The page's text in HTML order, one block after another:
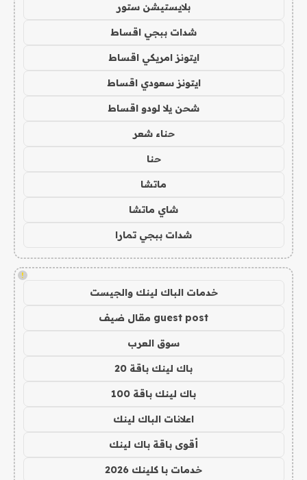
بلايستيشن ستور
شدات ببجي اقساط
ايتونز امريكي اقساط
ايتونز سعودي اقساط
شحن يلا لودو اقساط
حناء شعر
حنا
ماتشا
شاي ماتشا
شدات ببجي تمارا
!
خدمات الباك لينك والجيست
guest post مقال ضيف
سوق العرب
باك لينك باقة 20
باك لينك باقة 100
اعلانات الباك لينك
أقوى باقة باك لينك
خدمات با كلينك 2026